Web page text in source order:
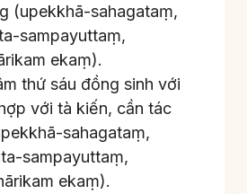
(upekkhā-sahagataṃ,
sampayuttaṃ,
ekaṃ).
thứ sáu đồng sinh với
với tà kiến, cần tác
sahagataṃ,
sampayuttaṃ,
ekaṃ).